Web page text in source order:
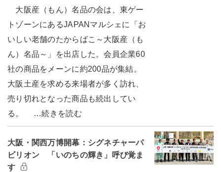
大阪産（もん）名品の会は、東ゲー
トゾーンにあるJAPANマルシェに「お
いしい老舗のたからばこ～大阪産（も
ん）名品～」を出店した。会員企業60
社の商品をメーンに約200品が集結。
大阪土産を求める来場者が多く訪れ、
売り切れとなった商品も続出してい
る。 …続きを読む
大阪・関西万博開幕：シグネチャーパ
ビリオン 「いのちの輝き」呼び覚ま
す